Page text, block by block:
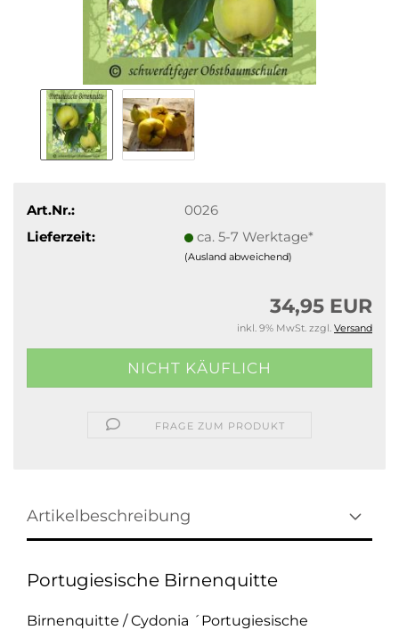
Art.Nr.:
0026
Lieferzeit:
ca. 5-7 Werktage*
(Ausland abweichend)
34,95 EUR
inkl. 9% MwSt. zzgl. Versand
FRAGE ZUM PRODUKT
Artikelbeschreibung
Portugiesische Birnenquitte
Birnenquitte / Cydonia ´Portugiesische